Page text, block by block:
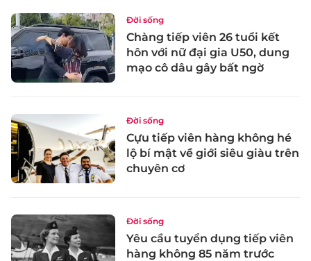
Đời sống
Chàng tiếp viên 26 tuổi kết
hôn với nữ đại gia U50, dung
mạo cô dâu gây bất ngờ
Đời sống
Cựu tiếp viên hàng không hé
lộ bí mật về giới siêu giàu trên
chuyên cơ
Đời sống
Yêu cầu tuyển dụng tiếp viên
hàng không 85 năm trước